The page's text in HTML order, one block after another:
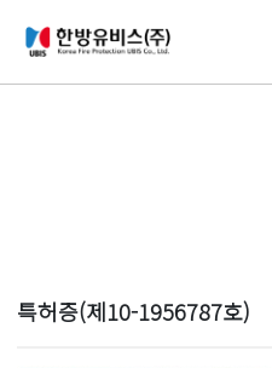
메인 메뉴 바로가기
특허증(제10-1956787호)